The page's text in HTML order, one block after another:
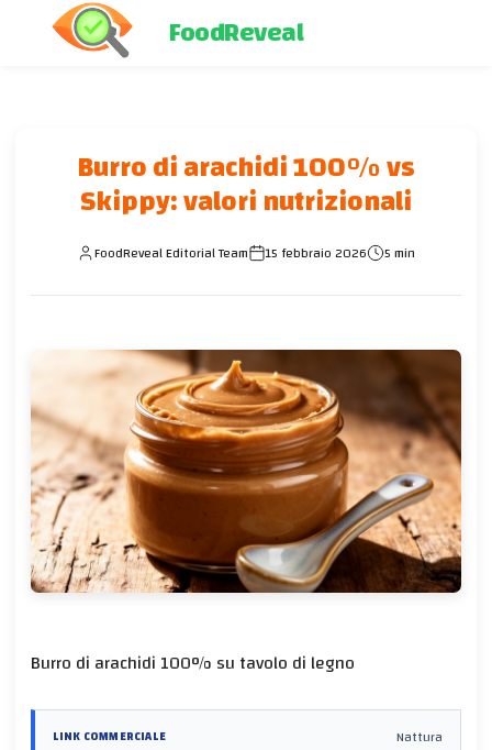
FoodReveal
Burro di arachidi 100% vs
Skippy: valori nutrizionali
FoodReveal Editorial Team 15 febbraio 2026 5 min
Burro di arachidi 100% su tavolo di legno
LINK COMMERCIALE Nattura